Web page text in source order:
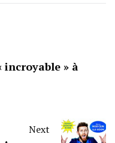
incroyable » à
Next